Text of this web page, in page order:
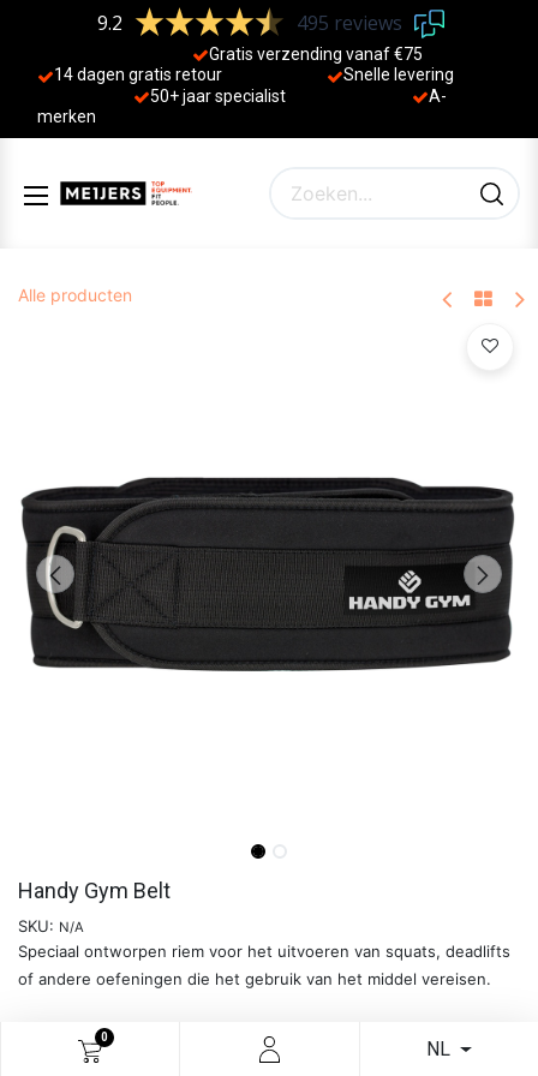
0
NL
9.2 495 reviews
Gratis verzending vanaf €75
14 dagen gratis retour
Sne lle levering
50+ jaar specialist
A-
merken
Alle producten
Handy Gym Belt
SKU: N/A
Speciaal ontworpen riem voor het uitvoeren van squats, deadlifts
of andere oefeningen die het gebruik van het middel vereisen.
Meer info